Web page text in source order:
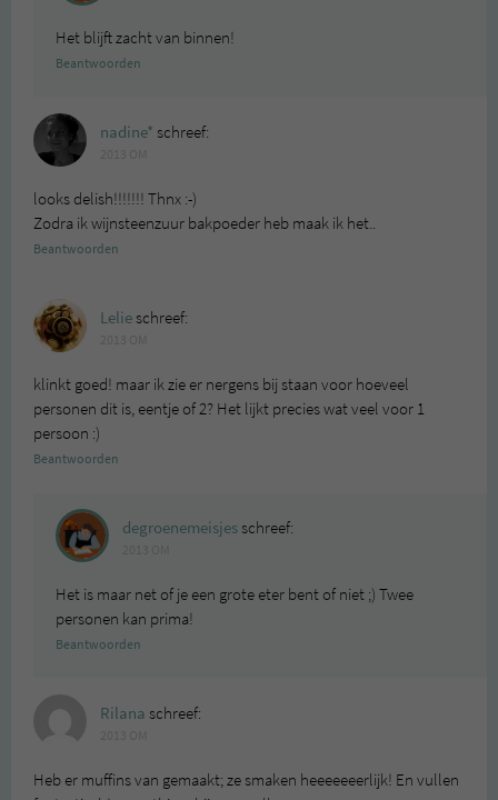
Het blijft zacht van binnen!
Beantwoorden
nadine* schreef:
looks delish!!!!!!! Thnx :-)
Zodra ik wijnsteenzuur bakpoeder heb maak ik het..
Beantwoorden
Lelieschreef:
klinkt goed! maar ik zie er nergens bij staan voor hoeveel
personen dit is, eentje of 2? Het lijkt precies wat veel voor 1
persoon :)
Beantwoorden
degroenemeisjesschreef:
Het is maar net of je een grote eter bent of niet ;) Twee
personen kan prima!
Beantwoorden
Rilana schreef:
Heb er muffins van gemaakt; ze smaken heeeeeeerlijk! En vullen